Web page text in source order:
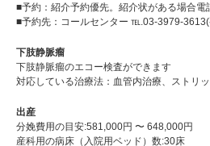
■予約：紹介予約優先。紹介状がある場合電
■予約先：コールセンター ℡.03-3979-
下肢静脈瘤
下肢静脈瘤のエコー検査ができます
対応している治療法：血管内治療、ストリ
出産
分娩費用の目安:581,000円 〜 648,000円
産科用の病床（入院用ベッド）数:30床